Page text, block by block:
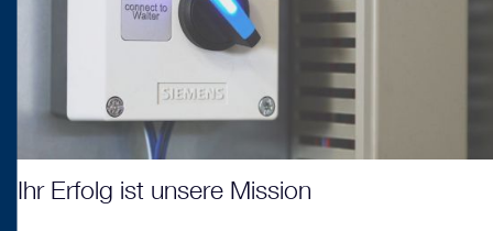
Ihr Erfolg ist unsere Mission